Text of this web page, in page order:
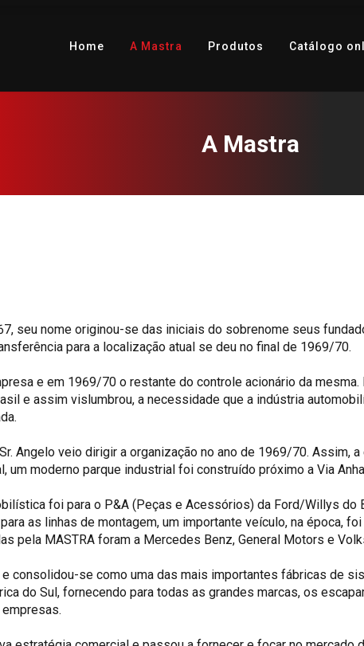
Home
A Mastra Produtos Catálogo
A Mastra
seu nome originou-se das iniciais do sobrenome seus
para a localização atual se deu no final de 1969/70.
e em 1969/70 o restante do controle acionário da
e assim vislumbrou, a necessidade que a indústria
Angelo veio dirigir a organização no ano de 1969/70. Assim,
um moderno parque industrial foi construído próximo a Via
foi para o P&A (Peças e Acessórios) da Ford/Willys
as linhas de montagem, um importante veículo, na época,
pela MASTRA foram a Mercedes Benz, General Motors e
consolidou-se como uma das mais importantes fábricas de
do Sul, fornecendo para todas as grandes marcas, os